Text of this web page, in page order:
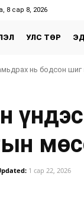
8 сар 8, 2026
УЛС ТӨР
нь бодсон
1 сар 22, 2026